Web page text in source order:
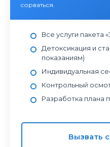
сорваться.
Все услуги пакета
Детоксикация и
показаниям)
Индивидуальная
Контрольный
Разработка плана
Вызвать